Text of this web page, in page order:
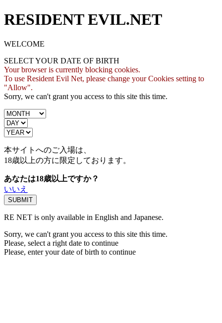
RESIDENT EVIL.NET
WELCOME
SELECT YOUR DATE OF BIRTH
Your browser is currently blocking cookies.
To use Resident Evil Net, please change your Cookies setting to
"Allow".
Sorry, we can't grant you access to this site this time.
本サイトへのご入場は、
18歳以上の方に限定しております。
あなたは18歳以上ですか？
いいえ
RE NET is only available in English and Japanese.
Sorry, we can't grant you access to this site this time.
Please, select a right date to continue
Please, enter your date of birth to continue